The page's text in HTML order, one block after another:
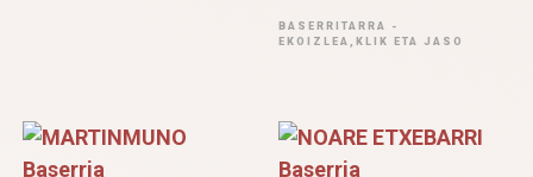
BASERRITARRA -
EKOIZLEA,KLIK ETA JASO